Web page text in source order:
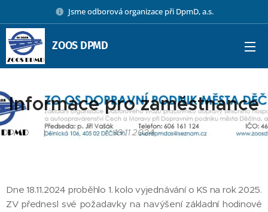
Jsme odborová organizace při DpmD, a.s.
ZOOS DPMD
Informace pro zaměstnance
19.11.2024
Dne 18.11.2024 proběhlo 1. kolo vyjednávání o KS na rok 2025.
ZV přednesl své požadavky na navýšení základní hodinové